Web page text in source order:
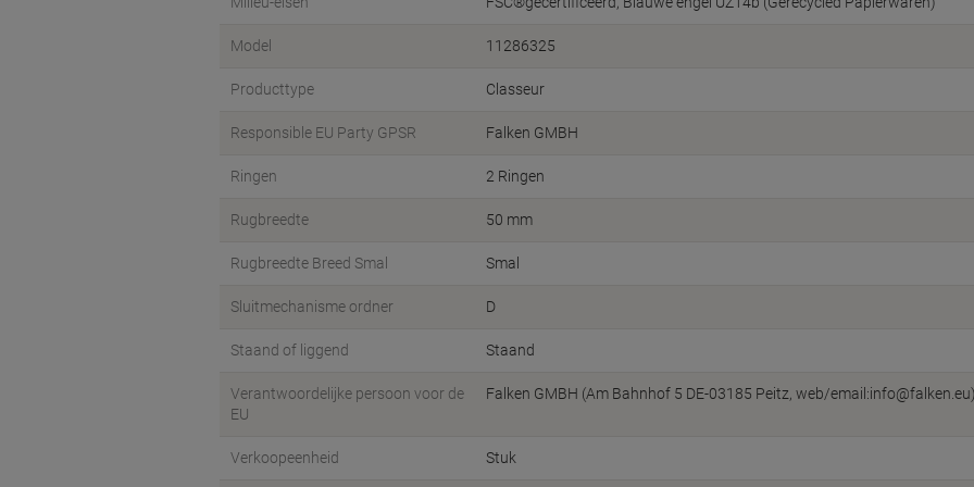
Model 11286325
Producttype Classeur
Responsible EU Party GPSR Falken GMBH
Ringen 2 Ringen
Rugbreedte 50 mm
Rugbreedte Breed Smal Smal
Sluitmechanisme ordner D
Staand of liggend Staand
Verantwoordelijke persoon voor de
EU
Falken GMBH (Am Bahnhof 5 DE-03185 Peitz, web/
Verkoopeenheid Stuk